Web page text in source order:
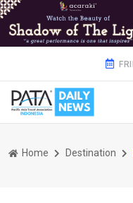
Home Destination